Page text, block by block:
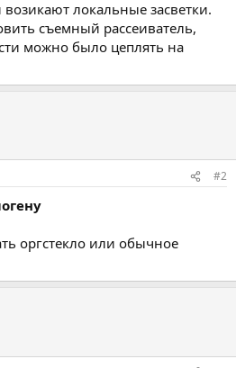
локальные засветки.
съемный рассеиватель,
можно было цеплять на
#2
оргстекло или обычное